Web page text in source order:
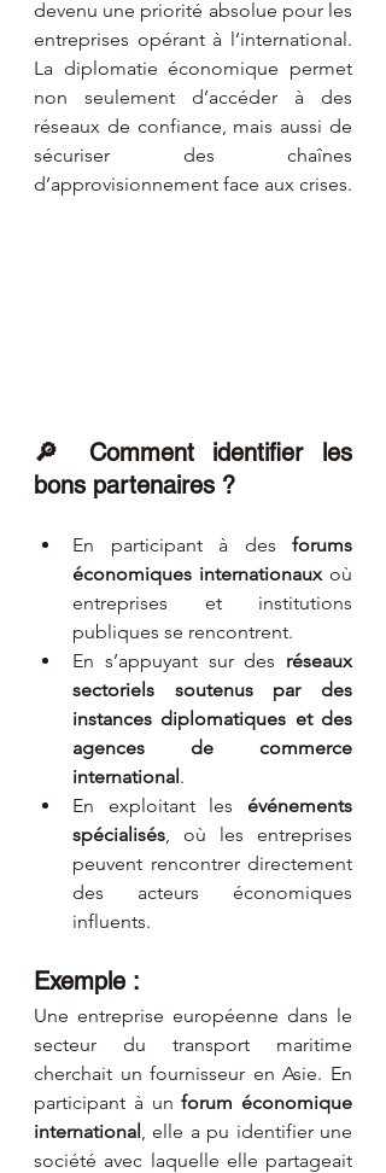
devenu une priorité absolue pour les
entreprises opérant à l’international.
La diplomatie économique permet
non seulement d’accéder à des
réseaux de confiance, mais aussi de
sécuriser des chaînes
d’approvisionnement face aux crises.
🔎 Comment identifier les
bons partenaires ?
En participant à des forums
économiques internationaux où
entreprises et institutions
publiques se rencontrent.
En s’appuyant sur des réseaux
sectoriels soutenus par des
instances diplomatiques et des
agences de commerce
international.
En exploitant les événements
spécialisés , où les entreprises
peuvent rencontrer directement
des acteurs économiques
influents.
Exemple :
Une entreprise européenne dans le
secteur du transport maritime
cherchait un fournisseur en Asie. En
participant à un forum économique
international , elle a pu identifier une
société avec laquelle elle partageait